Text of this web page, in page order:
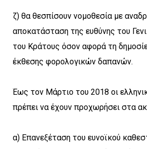
ζ) θα θεσπίσουν νομοθεσία με
αποκατάσταση της ευθύνης του
του Κράτους όσον αφορά τη
έκθεσης φορολογικών δαπανών.
Έως τον Μάρτιο του 2018 οι
πρέπει να έχουν προχωρήσει στα
α) Επανεξέταση του ευνοϊκού